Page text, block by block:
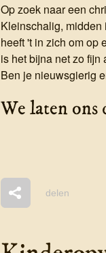
Op zoek naar een
Kleinschalig,
heeft 't in zich om op
is het bijna net zo fijn
Ben je nieuwsgierig
We laten ons
delen